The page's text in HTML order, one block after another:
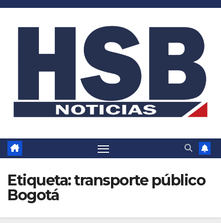
Saltar
Etiqueta:transporte público
Bogotá